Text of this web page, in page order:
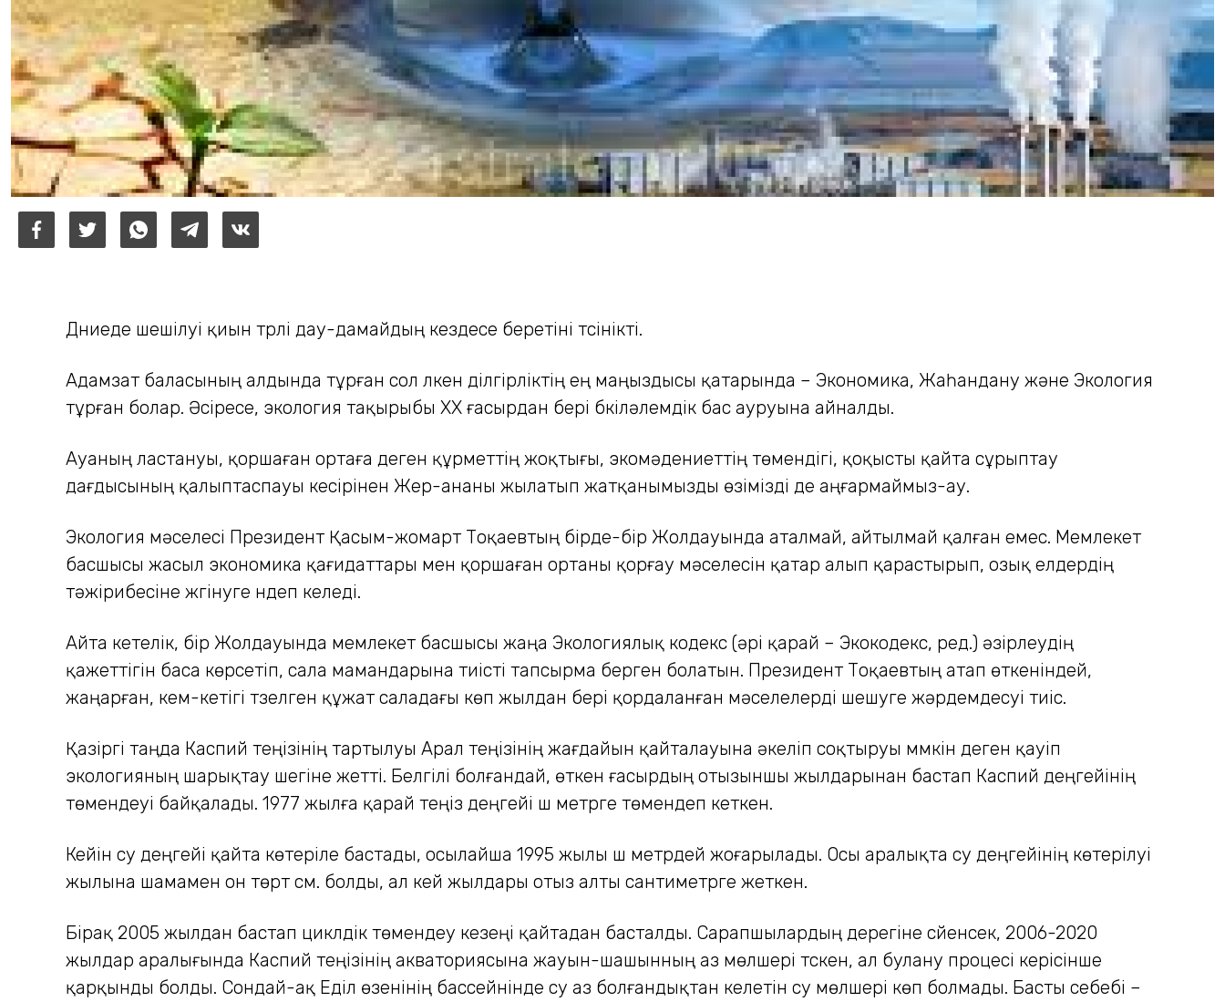
Дүниеде шешілуі қиын түрлі дау-дамайдың кездесе беретіні түсінікті.
Адамзат баласының алдында тұрған сол үлкен ділгірліктің ең маңыздысы қатарында – Экономика, Жаһандану және Экология
тұрған болар. Әсіресе, экология тақырыбы ХХ ғасырдан бері бүкіләлемдік бас ауруына айналды.
Ауаның ластануы, қоршаған ортаға деген құрметтің жоқтығы, экомәдениеттің төмендігі, қоқысты қайта сұрыптау
дағдысының қалыптаспауы кесірінен Жер-ананы жылатып жатқанымызды өзімізді де аңғармаймыз-ау.
Экология мәселесі Президент Қасым-жомарт Тоқаевтың бірде-бір Жолдауында аталмай, айтылмай қалған емес. Мемлекет
басшысы жасыл экономика қағидаттары мен қоршаған ортаны қорғау мәселесін қатар алып қарастырып, озық елдердің
тәжірибесіне жүгінуге үндеп келеді.
Айта кетелік, бір Жолдауында мемлекет басшысы жаңа Экологиялық кодекс (әрі қарай – Экокодекс, ред.) әзірлеудің
қажеттігін баса көрсетіп, сала мамандарына тиісті тапсырма берген болатын. Президент Тоқаевтың атап өткеніндей,
жаңарған, кем-кетігі түзелген құжат саладағы көп жылдан бері қордаланған мәселелерді шешуге жәрдемдесуі тиіс.
Қазіргі таңда Каспий теңізінің тартылуы Арал теңізінің жағдайын қайталауына әкеліп соқтыруы мүмкін деген қауіп
экологияның шарықтау шегіне жетті. Белгілі болғандай, өткен ғасырдың отызыншы жылдарынан бастап Каспий деңгейінің
төмендеуі байқалады. 1977 жылға қарай теңіз деңгейі үш метрге төмендеп кеткен.
Кейін су деңгейі қайта көтеріле бастады, осылайша 1995 жылы үш метрдей жоғарылады. Осы аралықта су деңгейінің көтерілуі
жылына шамамен он төрт см. болды, ал кей жылдары отыз алты сантиметрге жеткен.
Бірақ 2005 жылдан бастап циклдік төмендеу кезеңі қайтадан басталды. Сарапшылардың дерегіне сүйенсек, 2006-2020
жылдар аралығында Каспий теңізінің акваториясына жауын-шашынның аз мөлшері түскен, ал булану процесі керісінше
қарқынды болды. Сондай-ақ Еділ өзенінің бассейнінде су аз болғандықтан келетін су мөлшері көп болмады. Басты себебі –